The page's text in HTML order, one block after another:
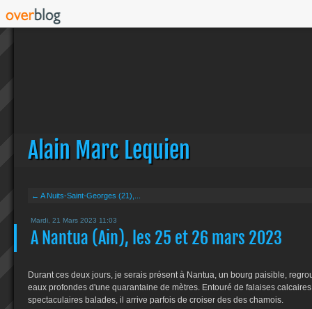
Alain Marc Lequien
← A Nuits-Saint-Georges (21),...
Mardi, 21 Mars 2023 11:03
A Nantua (Ain), les 25 et 26 mars 2023
Durant ces deux jours, je serais présent à Nantua, un bourg paisible,
eaux profondes d'une quarantaine de mètres. Entouré de falaises
spectaculaires balades, il arrive parfois de croiser des des chamois.